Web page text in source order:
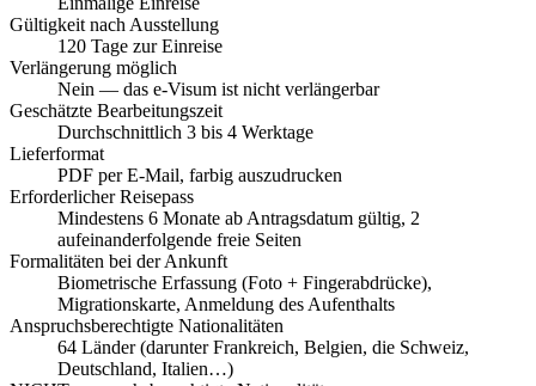
Gültigkeit nach Ausstellung
120 Tage zur Einreise
Verlängerung möglich
Nein — das e-Visum ist nicht verlängerbar
Geschätzte Bearbeitungszeit
Durchschnittlich 3 bis 4 Werktage
Lieferformat
PDF per E-Mail, farbig auszudrucken
Erforderlicher Reisepass
Mindestens 6 Monate ab Antragsdatum gültig, 2
aufeinanderfolgende freie Seiten
Formalitäten bei der Ankunft
Biometrische Erfassung (Foto + Fingerabdrücke),
Migrationskarte, Anmeldung des Aufenthalts
Anspruchsberechtigte Nationalitäten
64 Länder (darunter Frankreich, Belgien, die Schweiz,
Deutschland, Italien…)